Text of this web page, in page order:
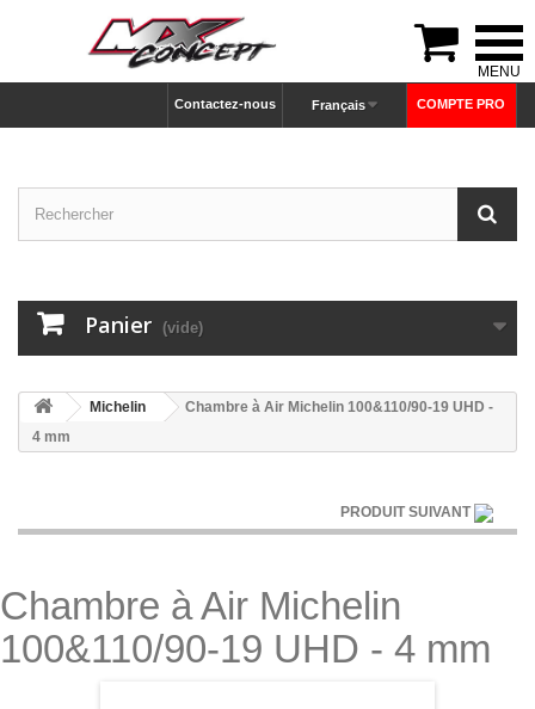
COMPTE PRO
Français
Contactez-nous
Panier (vide)
Michelin
Chambre à Air Michelin 100&110/90-19 UHD -
4 mm
PRODUIT SUIVANT
Chambre à Air Michelin
100&110/90-19 UHD - 4 mm
